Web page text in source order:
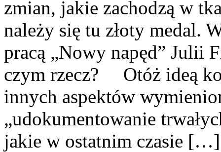
zmian, jakie zachodzą w
należy się tu złoty medal.
pracą „Nowy napęd” Julii
czym rzecz? Otóż ideą
innych aspektów
„udokumentowanie
jakie w ostatnim czasie […]